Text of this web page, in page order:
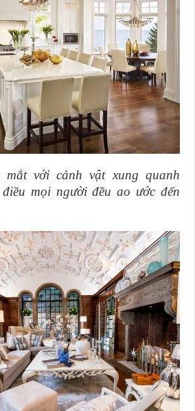
mắt với cảnh vật xung quanh
mọi người đều ao ước đến